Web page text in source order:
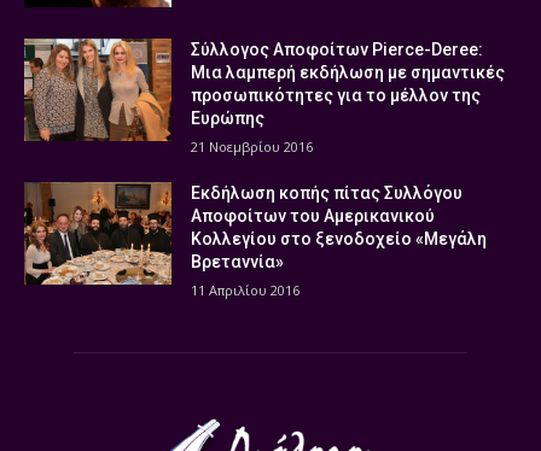
Σύλλογος Αποφοίτων Pierce-Deree:
Μια λαμπερή εκδήλωση με σημαντικές
προσωπικότητες για το μέλλον της
Ευρώπης
21 Νοεμβρίου 2016
Εκδήλωση κοπής πίτας Συλλόγου
Αποφοίτων του Αμερικανικού
Κολλεγίου στο ξενοδοχείο «Μεγάλη
Βρεταννία»
11 Απριλίου 2016